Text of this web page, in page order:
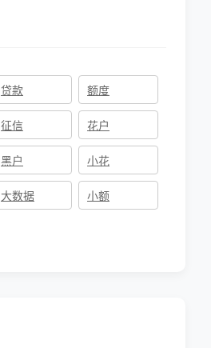
贷款 额度
征信 花户
黑户 小花
大数据 小额